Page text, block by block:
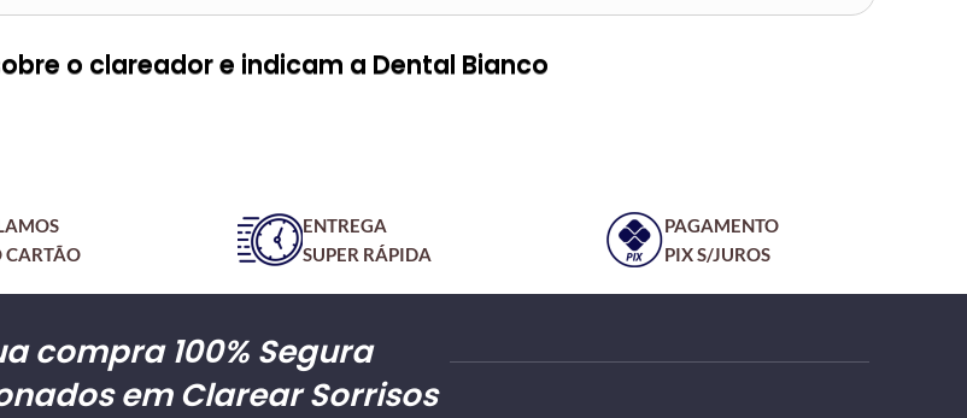
o clareador e indicam a Dental Bianco
CARTÃO
ENTREGA
SUPER RÁPIDA
PAGAMENTO
PIX S/JUROS
compra 100% Segura
em Clarear Sorrisos